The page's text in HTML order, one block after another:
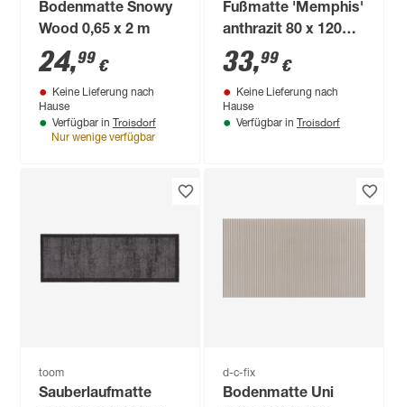
Bodenmatte Snowy
Wood 0,65 x 2 m
24,99 €
Keine Lieferung nach
Hause
Verfügbar in Troisdorf
Nur wenige verfügbar
Fußmatte 'Memphis'
anthrazit 80 x 120
cm
33,99 €
Keine Lieferung nach
Hause
Verfügbar in Troisdorf
toom
Sauberlaufmatte
d-c-fix
Bodenmatte Uni